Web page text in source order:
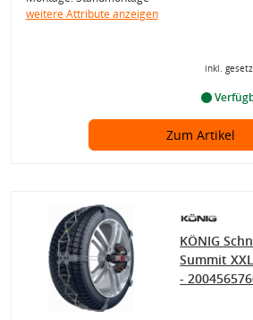
weitere Attribute anzeigen
inkl.
Zum Artikel
KÖNIG
Summit
-